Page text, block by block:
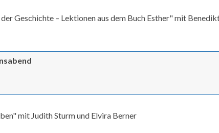
Geschichte – Lektionen aus dem Buch Esther" mit
mit Judith Sturm und Elvira Berner